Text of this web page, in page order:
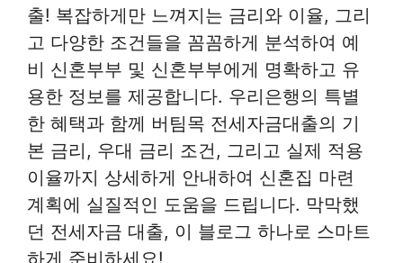
출! 복잡하게만 느껴지는 금리와 이율, 그리
고 다양한 조건들을 꼼꼼하게 분석하여 예
비 신혼부부 및 신혼부부에게 명확하고 유
용한 정보를 제공합니다. 우리은행의 특별
한 혜택과 함께 버팀목 전세자금대출의 기
본 금리, 우대 금리 조건, 그리고 실제 적용
이율까지 상세하게 안내하여 신혼집 마련
계획에 실질적인 도움을 드립니다. 막막했
던 전세자금 대출, 이 블로그 하나로 스마트
하게 준비하세요!